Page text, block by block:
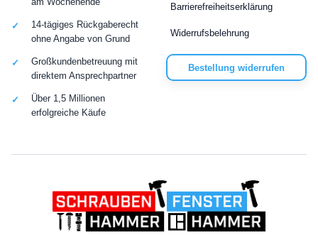
Barrierefreiheitserklärung
Widerrufsbelehrung
Bestellung widerrufen
14-tägiges Rückgaberecht
ohne Angabe von Grund
Großkundenbetreuung mit
direktem Ansprechpartner
Über 1,5 Millionen
erfolgreiche Käufe